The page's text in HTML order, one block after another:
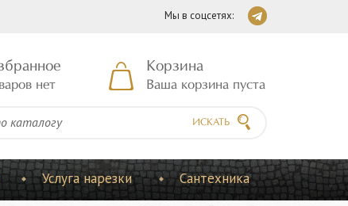
Мы в соцсетях:
нет
Корзина
Ваша корзина пуста
ИСКАТЬ
Услуга нарезки Сантехника